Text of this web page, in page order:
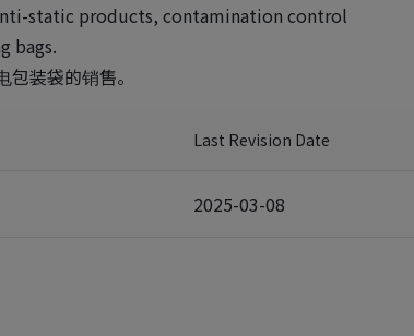
static products, contamination control
bags.
装袋的销售。
Last Revision Date
2025-03-08